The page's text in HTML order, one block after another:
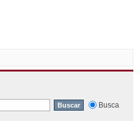
Busca